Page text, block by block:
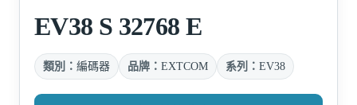
EV38 S 32768 E
類別： 編碼器 品牌： EXTCOM 系列： EV38